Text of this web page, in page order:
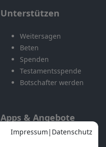
Unterstützen
Weitersagen
Beten
Spenden
Testamentsspende
Botschafter werden
Apps & Angebote